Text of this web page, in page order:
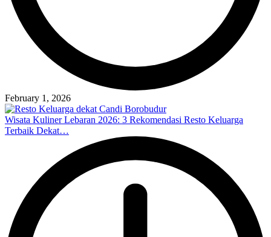
February 1, 2026
Wisata Kuliner Lebaran 2026: 3 Rekomendasi Resto Keluarga
Terbaik Dekat…